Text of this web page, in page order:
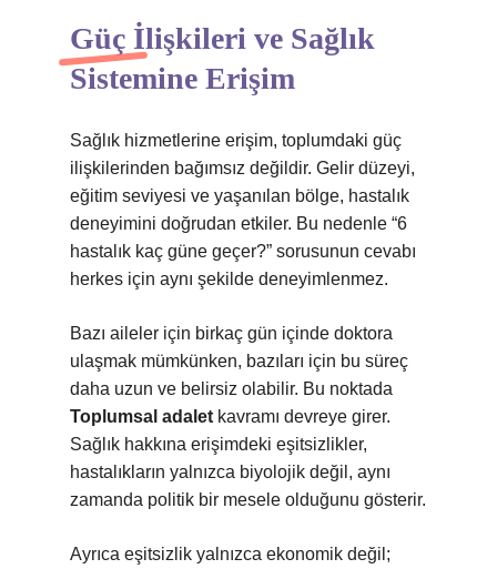
Güç İlişkileri ve Sağlık
Sistemine Erişim
Sağlık hizmetlerine erişim, toplumdaki güç
ilişkilerinden bağımsız değildir. Gelir düzeyi,
eğitim seviyesi ve yaşanılan bölge, hastalık
deneyimini doğrudan etkiler. Bu nedenle “6
hastalık kaç güne geçer?” sorusunun cevabı
herkes için aynı şekilde deneyimlenmez.
Bazı aileler için birkaç gün içinde doktora
ulaşmak mümkünken, bazıları için bu süreç
daha uzun ve belirsiz olabilir. Bu noktada
Toplumsal adalet kavramı devreye girer.
Sağlık hakkına erişimdeki eşitsizlikler,
hastalıkların yalnızca biyolojik değil, aynı
zamanda politik bir mesele olduğunu gösterir.
Ayrıca eşitsizlik yalnızca ekonomik değil;